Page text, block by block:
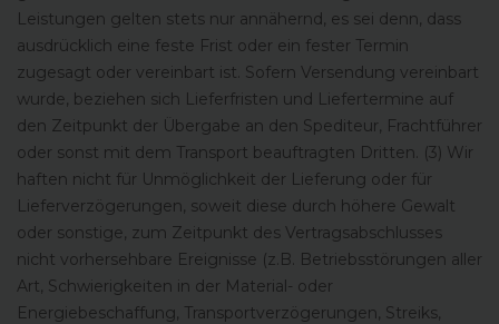
Leistungen gelten stets nur annähernd, es sei denn, dass
ausdrücklich eine feste Frist oder ein fester Termin
zugesagt oder vereinbart ist. Sofern Versendung vereinbart
wurde, beziehen sich Lieferfristen und Liefertermine auf
den Zeitpunkt der Übergabe an den Spediteur, Frachtführer
oder sonst mit dem Transport beauftragten Dritten. (3) Wir
haften nicht für Unmöglichkeit der Lieferung oder für
Lieferverzögerungen, soweit diese durch höhere Gewalt
oder sonstige, zum Zeitpunkt des Vertragsabschlusses
nicht vorhersehbare Ereignisse (z.B. Betriebsstörungen aller
Art, Schwierigkeiten in der Material- oder
Energiebeschaffung, Transportverzögerungen, Streiks,